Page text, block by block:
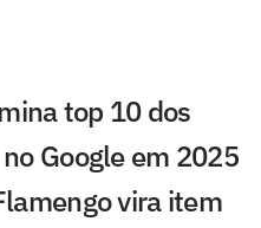
top 10 dos
Google em 2025
vira item